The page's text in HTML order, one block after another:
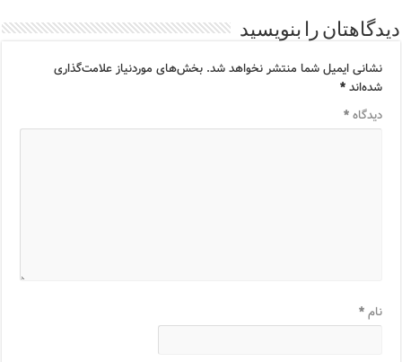
دیدگاهتان را بنویسید
نشانی ایمیل شما منتشر نخواهد شد. بخش‌های موردنیاز علامت‌گذاری
شده‌اند*
دیدگاه*
نام*